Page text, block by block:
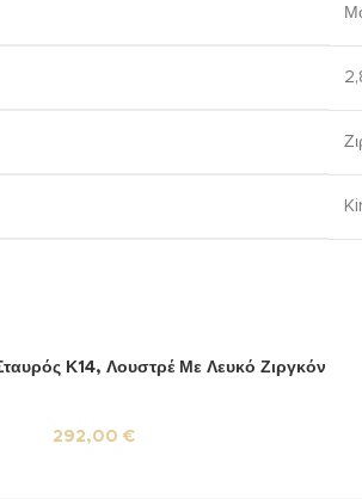
Κ14, Λουστρέ Με Λευκό Ζιργκόν
292,00€